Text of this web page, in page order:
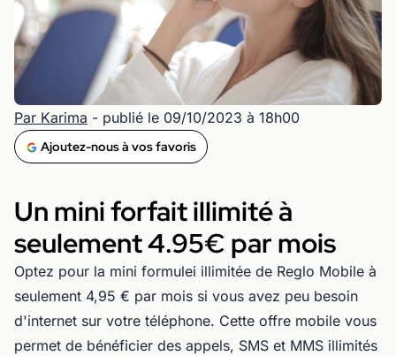
Par Karima - publié le 09/10/2023 à 18h00
Ajoutez-nous à vos favoris
Un mini forfait illimité à
seulement 4.95€ par mois
Optez pour la mini formulei illimitée de Reglo Mobile à
seulement 4,95 € par mois si vous avez peu besoin
d'internet sur votre téléphone. Cette offre mobile vous
permet de bénéficier des appels, SMS et MMS illimités